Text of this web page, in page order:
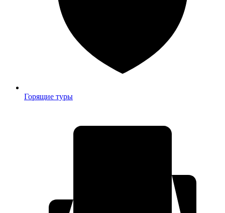
Горящие туры